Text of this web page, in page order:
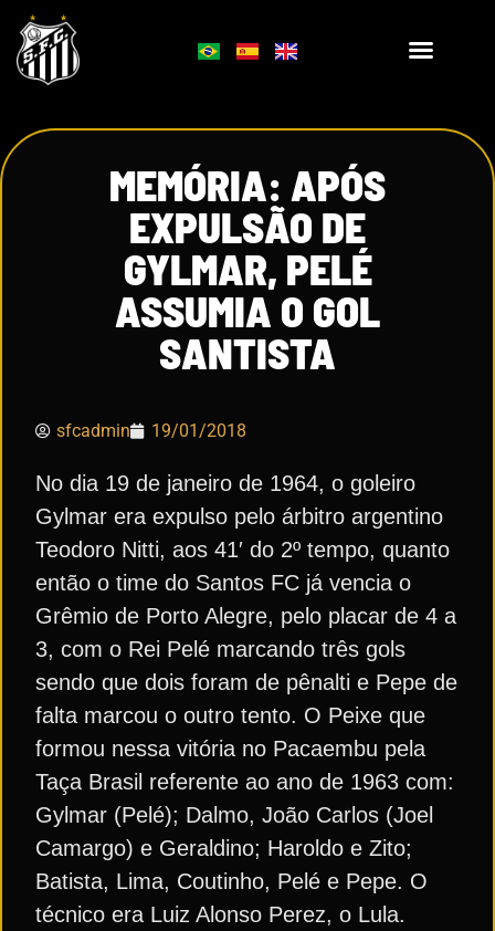
MEMÓRIA: APÓS
EXPULSÃO DE
GYLMAR, PELÉ
ASSUMIA O GOL
SANTISTA
sfcadmin 19/01/2018
No dia 19 de janeiro de 1964, o goleiro
Gylmar era expulso pelo árbitro argentino
Teodoro Nitti, aos 41′ do 2º tempo, quanto
então o time do Santos FC já vencia o
Grêmio de Porto Alegre, pelo placar de 4 a
3, com o Rei Pelé marcando três gols
sendo que dois foram de pênalti e Pepe de
falta marcou o outro tento. O Peixe que
formou nessa vitória no Pacaembu pela
Taça Brasil referente ao ano de 1963 com:
Gylmar (Pelé); Dalmo, João Carlos (Joel
Camargo) e Geraldino; Haroldo e Zito;
Batista, Lima, Coutinho, Pelé e Pepe. O
técnico era Luiz Alonso Perez, o Lula.